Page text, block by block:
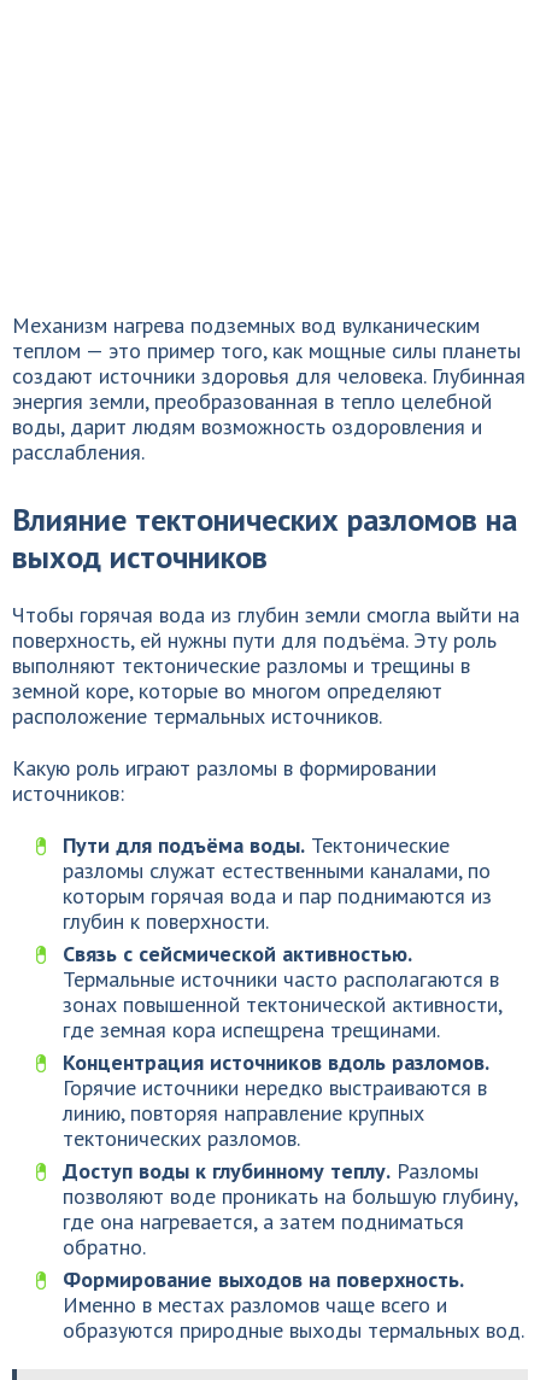
Механизм нагрева подземных вод вулканическим
теплом — это пример того, как мощные силы планеты
создают источники здоровья для человека. Глубинная
энергия земли, преобразованная в тепло целебной
воды, дарит людям возможность оздоровления и
расслабления.
Влияние тектонических разломов на
выход источников
Чтобы горячая вода из глубин земли смогла выйти на
поверхность, ей нужны пути для подъёма. Эту роль
выполняют тектонические разломы и трещины в
земной коре, которые во многом определяют
расположение термальных источников.
Какую роль играют разломы в формировании
источников:
Пути для подъёма воды. Тектонические
разломы служат естественными каналами, по
которым горячая вода и пар поднимаются из
глубин к поверхности.
Связь с сейсмической активностью.
Термальные источники часто располагаются в
зонах повышенной тектонической активности,
где земная кора испещрена трещинами.
Концентрация источников вдоль разломов.
Горячие источники нередко выстраиваются в
линию, повторяя направление крупных
тектонических разломов.
Доступ воды к глубинному теплу. Разломы
позволяют воде проникать на большую глубину,
где она нагревается, а затем подниматься
обратно.
Формирование выходов на поверхность.
Именно в местах разломов чаще всего и
образуются природные выходы термальных вод.